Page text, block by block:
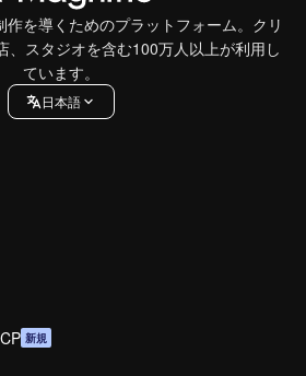
を導くためのプラットフォーム。クリ
、スタジオを含む100万人以上が利用し
ています。
日本語
新規